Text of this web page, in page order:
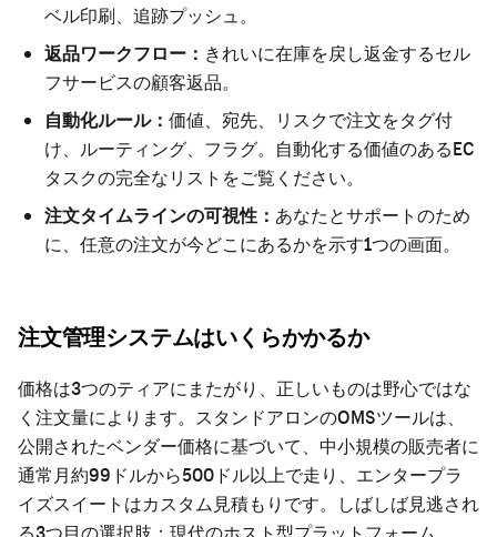
ベル印刷、追跡プッシュ。
返品ワークフロー： きれいに在庫を戻し返金するセル
フサービスの顧客返品。
自動化ルール： 価値、宛先、リスクで注文をタグ付
け、ルーティング、フラグ。 自動化する価値のあるEC
タスクの完全なリストをご覧ください。
注文タイムラインの可視性： あなたとサポートのため
に、任意の注文が今どこにあるかを示す1つの画面。
注文管理システムはいくらかかるか
価格は3つのティアにまたがり、正しいものは野心ではな
く注文量によります。スタンドアロンのOMSツールは、
公開されたベンダー価格に基づいて、中小規模の販売者に
通常月約99ドルから500ドル以上で走り、エンタープラ
イズスイートはカスタム見積もりです。しばしば見逃され
る3つ目の選択肢：現代のホスト型プラットフォーム